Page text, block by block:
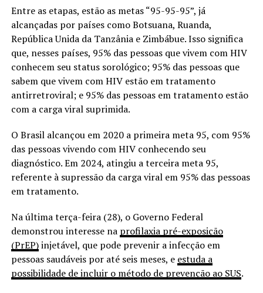
Entre as etapas, estão as metas “95-95-95”, já
alcançadas por países como Botsuana, Ruanda,
República Unida da Tanzânia e Zimbábue. Isso significa
que, nesses países, 95% das pessoas que vivem com HIV
conhecem seu status sorológico; 95% das pessoas que
sabem que vivem com HIV estão em tratamento
antirretroviral; e 95% das pessoas em tratamento estão
com a carga viral suprimida.
O Brasil alcançou em 2020 a primeira meta 95, com 95%
das pessoas vivendo com HIV conhecendo seu
diagnóstico. Em 2024, atingiu a terceira meta 95,
referente à supressão da carga viral em 95% das pessoas
em tratamento.
Na última terça-feira (28), o Governo Federal
demonstrou interesse na profilaxia pré-exposição
(PrEP)injetável, que pode prevenir a infecção em
pessoas saudáveis por até seis meses, e estuda a
possibilidade de incluir o método de prevenção ao SUS.